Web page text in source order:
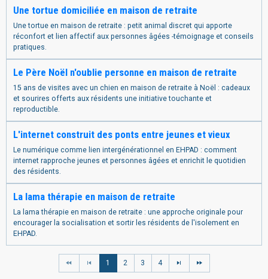
Une tortue domiciliée en maison de retraite
Une tortue en maison de retraite : petit animal discret qui apporte
réconfort et lien affectif aux personnes âgées -témoignage et conseils
pratiques.
Le Père Noël n'oublie personne en maison de retraite
15 ans de visites avec un chien en maison de retraite à Noël : cadeaux
et sourires offerts aux résidents une initiative touchante et
reproductible.
L'internet construit des ponts entre jeunes et vieux
Le numérique comme lien intergénérationnel en EHPAD : comment
internet rapproche jeunes et personnes âgées et enrichit le quotidien
des résidents.
La lama thérapie en maison de retraite
La lama thérapie en maison de retraite : une approche originale pour
encourager la socialisation et sortir les résidents de l'isolement en
EHPAD.
1 2 3 4